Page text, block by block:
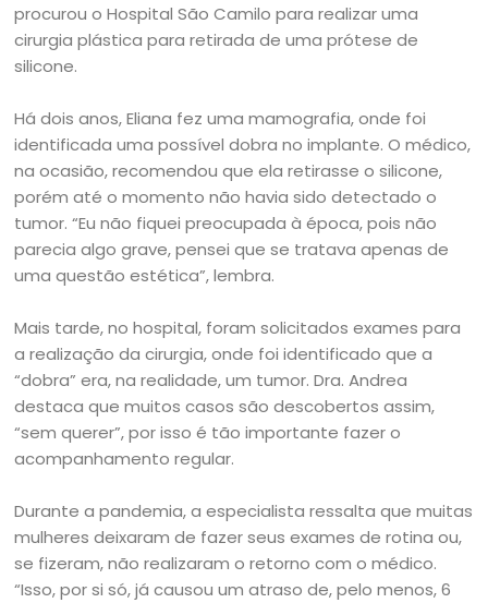
procurou o Hospital São Camilo para realizar uma
cirurgia plástica para retirada de uma prótese de
silicone.
Há dois anos, Eliana fez uma mamografia, onde foi
identificada uma possível dobra no implante. O médico,
na ocasião, recomendou que ela retirasse o silicone,
porém até o momento não havia sido detectado o
tumor. “Eu não fiquei preocupada à época, pois não
parecia algo grave, pensei que se tratava apenas de
uma questão estética”, lembra.
Mais tarde, no hospital, foram solicitados exames para
a realização da cirurgia, onde foi identificado que a
“dobra” era, na realidade, um tumor. Dra. Andrea
destaca que muitos casos são descobertos assim,
“sem querer”, por isso é tão importante fazer o
acompanhamento regular.
Durante a pandemia, a especialista ressalta que muitas
mulheres deixaram de fazer seus exames de rotina ou,
se fizeram, não realizaram o retorno com o médico.
“Isso, por si só, já causou um atraso de, pelo menos, 6